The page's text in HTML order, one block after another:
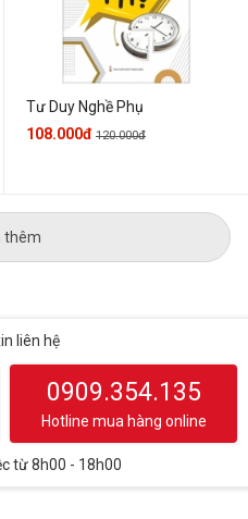
Tư Duy Nghề Phụ
108.000đ 120.000đ
thêm
liên hệ
0909.354.135
Hotline mua hàng online
từ 8h00 - 18h00